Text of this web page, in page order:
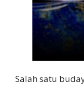
Salah satu